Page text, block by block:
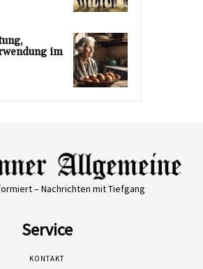
im
– Nachrichten mit Tiefgang
Service
KONTAKT